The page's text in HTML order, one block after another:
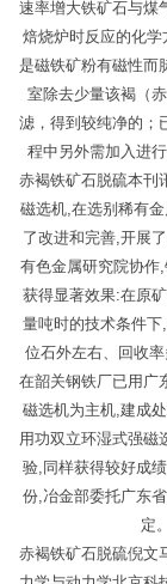
速率增大铁矿石与煤
焙烧炉时反应的化
是磁铁矿粉有磁性而
室除去少量该褐（
滤，得到较纯净的；
程中另外需加入进
赤褐铁矿石脱硫本刊
磁选机,在选别稀有
了改进和完善,开展
有色金属研究院协作
获得显著效果:在原
量吨时的技术条件
位石外左右、回收
在韶关钢铁厂已用广
磁选机为主机,建成
用功双立环湿式强磁
验,同样获得较好成
份,冶金部委托广东
定
赤褐铁矿石脱硫倪文